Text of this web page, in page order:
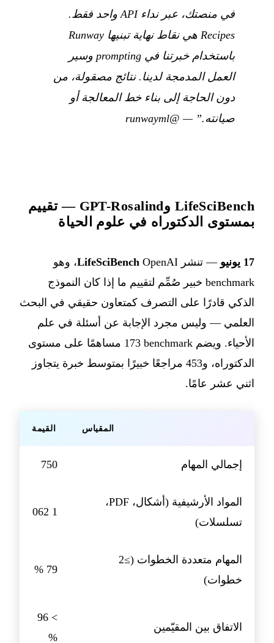
في منصتك، عبر نداء API واحد فقط.
Recipes هي نقاط نهاية تبنيها Runway
باستخدام خبرتنا في prompting وسير
العمل المدمجة لدينا. نتائج مصقولة، من
دون الحاجة إلى بناء خط المعالجة أو
صيانته.” —
@runwayml
LifeSciBench وGPT-Rosalind — تقييم
بمستوى الدكتوراه في علوم الحياة
17 يونيو — تنشر OpenAI ‏ LifeSciBench، وهو
benchmark خبير صُمِّم لتقييم ما إذا كان النموذج
الذكي قادرًا على التصرف كمتعاون حقيقي في البحث
العلمي — وليس مجرد الإجابة عن أسئلة في علم
الأحياء. ويضم benchmark ‏173 مساهمًا على مستوى
الدكتوراه، و453 مراجعًا خبيرًا بمتوسط خبرة يتجاوز
اثني عشر عامًا.
المقياس القيمة
إجمالي المهام 750
المواد الأرشيفية (أشكال، PDF،
تسلسلات)
1 062
المهام متعددة الخطوات (≥2
خطوات)
79 %
الاتفاق بين المقيّمين
> 96
%